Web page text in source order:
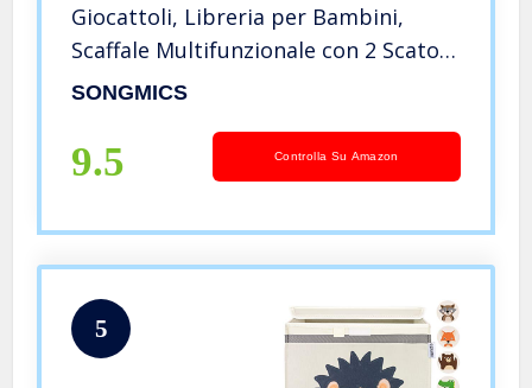
Giocattoli, Libreria per Bambini,
Scaffale Multifunzionale con 2 Scatole
Portaoggetti, Alta capacità, per
Soggiorno, Bianco GKR42WT
SONGMICS
9.5 Controlla Su Amazon
5